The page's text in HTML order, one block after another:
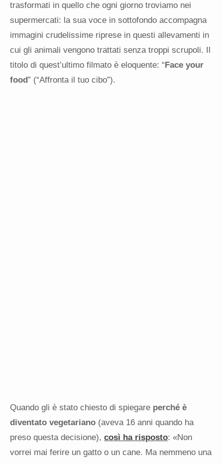
trasformati in quello che ogni giorno troviamo nei
supermercati: la sua voce in sottofondo accompagna
immagini crudelissime riprese in questi allevamenti in
cui gli animali vengono trattati senza troppi scrupoli. Il
titolo di quest’ultimo filmato è eloquente: “Face your
food” (“Affronta il tuo cibo”).
Quando gli è stato chiesto di spiegare perché è
diventato vegetariano (aveva 16 anni quando ha
preso questa decisione), così ha risposto: «Non
vorrei mai ferire un gatto o un cane. Ma nemmeno una